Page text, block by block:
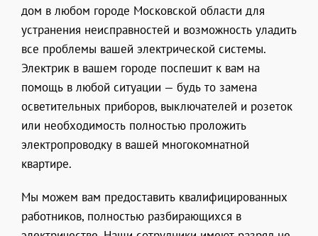
дом в любом городе Московской области для
устранения неисправностей и возможность уладить
все проблемы вашей электрической системы.
Электрик в вашем городе поспешит к вам на
помощь в любой ситуации — будь то замена
осветительных приборов, выключателей и розеток
или необходимость полностью проложить
электропроводку в вашей многокомнатной
квартире.
Мы можем вам предоставить квалифицированных
работников, полностью разбирающихся в